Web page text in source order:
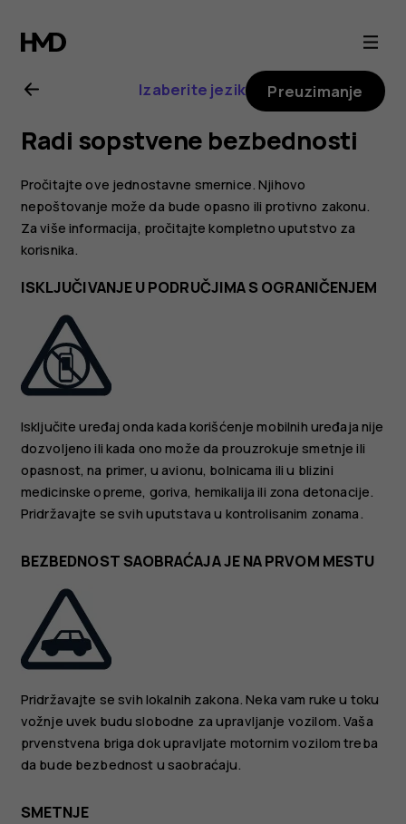
Nokia
8.1
uputstvo
za
korisnika
Izaberite jezik Preuzimanje
Radi sopstvene bezbednosti
Pročitajte ove jednostavne smernice. Njihovo
nepoštovanje može da bude opasno ili protivno zakonu.
Za više informacija, pročitajte kompletno uputstvo za
korisnika.
ISKLJUČIVANJE U PODRUČJIMA S OGRANIČENJEM
Isključite uređaj onda kada korišćenje mobilnih uređaja nije
dozvoljeno ili kada ono može da prouzrokuje smetnje ili
opasnost, na primer, u avionu, bolnicama ili u blizini
medicinske opreme, goriva, hemikalija ili zona detonacije.
Pridržavajte se svih uputstava u kontrolisanim zonama.
BEZBEDNOST SAOBRAĆAJA JE NA PRVOM MESTU
Pridržavajte se svih lokalnih zakona. Neka vam ruke u toku
vožnje uvek budu slobodne za upravljanje vozilom. Vaša
prvenstvena briga dok upravljate motornim vozilom treba
da bude bezbednost u saobraćaju.
SMETNJE